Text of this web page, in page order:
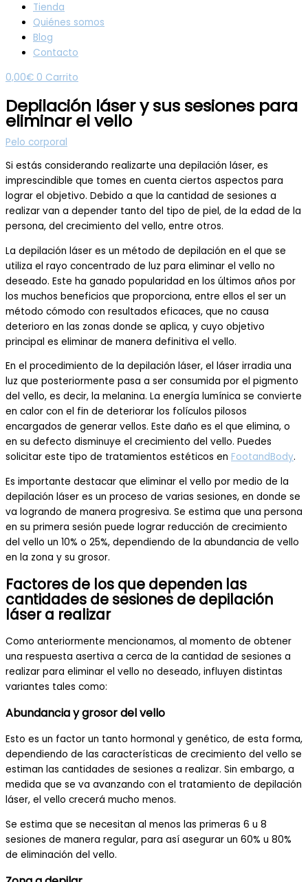
Tienda
Quiénes somos
Blog
Contacto
0,00€ 0 Carrito
Depilación láser y sus sesiones para
eliminar el vello
Pelo corporal
Si estás considerando realizarte una depilación láser, es
imprescindible que tomes en cuenta ciertos aspectos para
lograr el objetivo. Debido a que la cantidad de sesiones a
realizar van a depender tanto del tipo de piel, de la edad de la
persona, del crecimiento del vello, entre otros.
La depilación láser es un método de depilación en el que se
utiliza el rayo concentrado de luz para eliminar el vello no
deseado. Este ha ganado popularidad en los últimos años por
los muchos beneficios que proporciona, entre ellos el ser un
método cómodo con resultados eficaces, que no causa
deterioro en las zonas donde se aplica, y cuyo objetivo
principal es eliminar de manera definitiva el vello.
En el procedimiento de la depilación láser, el láser irradia una
luz que posteriormente pasa a ser consumida por el pigmento
del vello, es decir, la melanina. La energía lumínica se convierte
en calor con el fin de deteriorar los folículos pilosos
encargados de generar vellos. Este daño es el que elimina, o
en su defecto disminuye el crecimiento del vello. Puedes
solicitar este tipo de tratamientos estéticos en FootandBody.
Es importante destacar que eliminar el vello por medio de la
depilación láser es un proceso de varias sesiones, en donde se
va logrando de manera progresiva. Se estima que una persona
en su primera sesión puede lograr reducción de crecimiento
del vello un 10% o 25%, dependiendo de la abundancia de vello
en la zona y su grosor.
Factores de los que dependen las
cantidades de sesiones de depilación
láser a realizar
Como anteriormente mencionamos, al momento de obtener
una respuesta asertiva a cerca de la cantidad de sesiones a
realizar para eliminar el vello no deseado, influyen distintas
variantes tales como:
Abundancia y grosor del vello
Esto es un factor un tanto hormonal y genético, de esta forma,
dependiendo de las características de crecimiento del vello se
estiman las cantidades de sesiones a realizar. Sin embargo, a
medida que se va avanzando con el tratamiento de depilación
láser, el vello crecerá mucho menos.
Se estima que se necesitan al menos las primeras 6 u 8
sesiones de manera regular, para así asegurar un 60% u 80%
de eliminación del vello.